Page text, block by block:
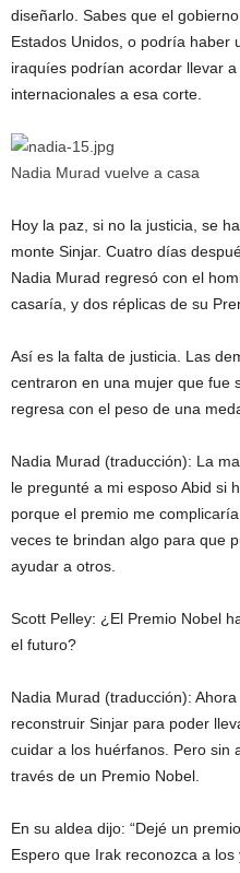
diseñarlo. Sabes que el
Estados Unidos, o podría haber
iraquíes podrían acordar llevar
internacionales a esa corte.
Nadia Murad vuelve a casa
Hoy la paz, si no la justicia, se
monte Sinjar. Cuatro días
Nadia Murad regresó con el
casaría, y dos réplicas de su
Así es la falta de justicia. Las
centraron en una mujer que fue
regresa con el peso de una
Nadia Murad (traducción): La
le pregunté a mi esposo Abid si
porque el premio me
veces te brindan algo para que
ayudar a otros.
Scott Pelley: ¿El Premio Nobel
el futuro?
Nadia Murad (traducción):
reconstruir Sinjar para poder
cuidar a los huérfanos. Pero sin
través de un Premio Nobel.
En su aldea dijo: “Dejé un
Espero que Irak reconozca a